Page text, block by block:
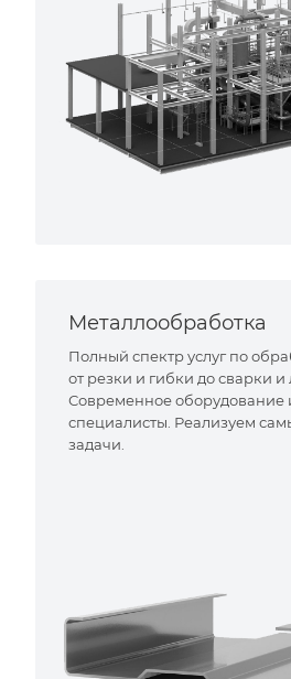
Металлообработка
Полный спектр услуг по
от резки и гибки до сварки
Современное оборудование
специалисты. Реализуем
задачи.